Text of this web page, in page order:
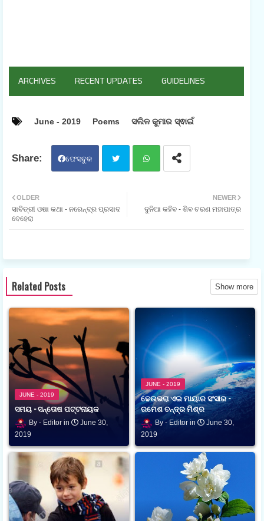
ARCHIVES RECENT UPDATES GUIDELINES
June - 2019 Poems ସଲିଳ କୁମାର ସ୍ଵାଇଁ
ଫେସବୁକ
ଟର ଟସ
NEWER
ଦୁନିଆ କହିବ - ଶିବ ଚରଣ ମହାପାତ୍ର
OLDER
ସାବିତ୍ରୀ ଓଷା କଥା - ନରେନ୍ଦ୍ର ପ୍ରସାଦ
ବେହେରା
Related Posts Show more
JUNE - 2019
ସମୟ - ସନ୍ତୋଷ ପଟ୍ଟନାୟକ
Editor
June 30,
2019
JUNE - 2019
ଢେଉଭରା ଏଇ ମାୟାର ସଂସାର -
ରମେଶ ଚନ୍ଦ୍ର ମିଶ୍ର
Editor
June 30,
2019